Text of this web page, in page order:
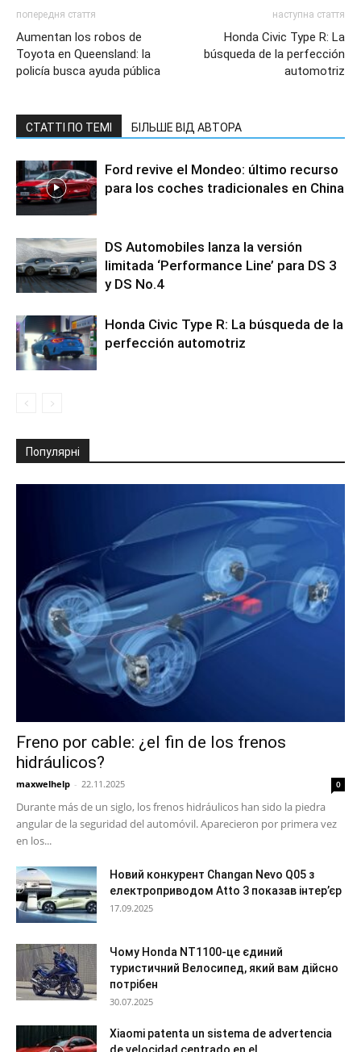
попередня стаття
Aumentan los robos de
Toyota en Queensland: la
policía busca ayuda pública
наступна стаття
Honda Civic Type R: La
búsqueda de la perfección
automotriz
СТАТТІ ПО ТЕМІ БІЛЬШЕ ВІД АВТОРА
Ford revive el Mondeo: último recurso
para los coches tradicionales en China
DS Automobiles lanza la versión
limitada ‘Performance Line’ para DS 3
y DS No.4
Honda Civic Type R: La búsqueda de la
perfección automotriz
Популярні
Freno por cable: ¿el fin de los frenos
hidráulicos?
maxwelhelp - 22.11.2025 0
Durante más de un siglo, los frenos hidráulicos han sido la piedra
angular de la seguridad del automóvil. Aparecieron por primera vez
en los...
Новий конкурент Changan Nevo Q05 з
електроприводом Atto 3 показав інтер’єр
17.09.2025
Чому Honda NT1100-це єдиний
туристичний Велосипед, який вам дійсно
потрібен
30.07.2025
Xiaomi patenta un sistema de advertencia